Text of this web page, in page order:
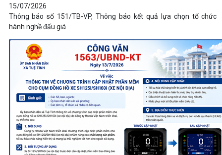
15/07/2026
Thông báo số 151/TB-VP, Thông báo kết quả lựa chọn tổ chức
hành nghề đấu giá